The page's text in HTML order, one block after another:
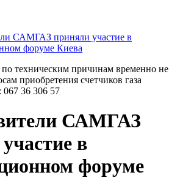
САМГАЗ приняли участие в
форуме Киева
техническим причинам временно не
приобретения счетчиков газа
067 36 306 57
САМГАЗ
в
форуме